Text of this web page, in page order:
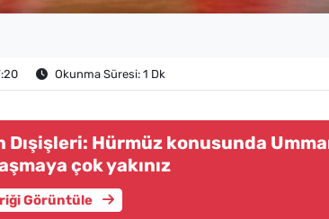
Okunma Süresi: 1 Dk
Dışişleri: Hürmüz konusunda
çok yakınız
Görüntüle